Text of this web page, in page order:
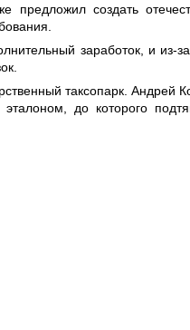
предложил создать
заработок, и из-
таксопарк. Андрей
до которого